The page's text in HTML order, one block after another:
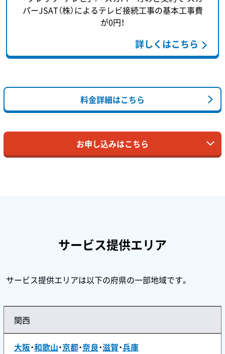
パーJSAT（株）によるテレビ接続工事の基本工事費
が0円！
詳しくはこちら
料金詳細はこちら
お申し込みはこちら
サービス提供エリア
サービス提供エリアは以下の府県の一部地域です。
関西
大阪・和歌山・京都・奈良・滋賀・兵庫